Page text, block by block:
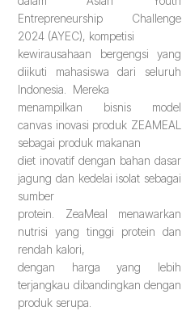
Entrepreneurship Challenge
2024 (AYEC), kompetisi
kewirausahaan bergengsi yang
diikuti mahasiswa dari seluruh
Indonesia. Mereka
menampilkan bisnis model
canvas inovasi produk ZEAMEAL
sebagai produk makanan
diet inovatif dengan bahan dasar
jagung dan kedelai isolat sebagai
sumber
protein. ZeaMeal menawarkan
nutrisi yang tinggi protein dan
rendah kalori,
dengan harga yang lebih
terjangkau dibandingkan dengan
produk serupa.